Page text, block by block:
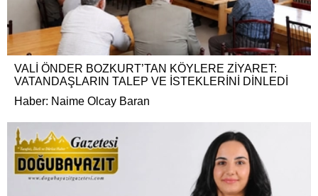
VALİ ÖNDER BOZKURT’TAN KÖYLERE ZİYARET:
VATANDAŞLARIN TALEP VE İSTEKLERİNİ DİNLEDİ
Haber: Naime Olcay Baran